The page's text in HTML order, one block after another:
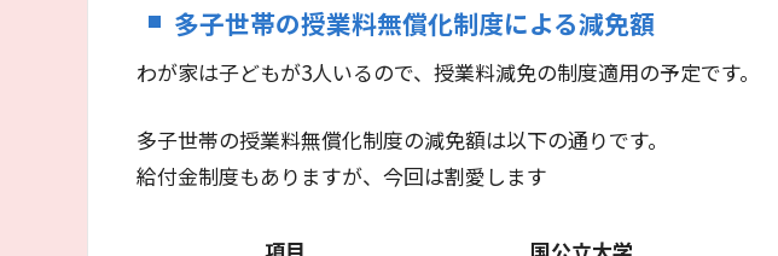
多子世帯の授業料無償化制度による減免額
わが家は子どもが3人いるので、授業料減免の制度適用の予定です。
多子世帯の授業料無償化制度の減免額は以下の通りです。
給付金制度もありますが、今回は割愛します